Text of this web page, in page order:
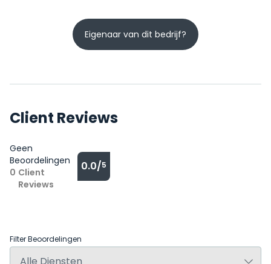
Eigenaar van dit bedrijf?
Client Reviews
Geen
Beoordelingen
0 Client
Reviews
0.0/5
Filter Beoordelingen